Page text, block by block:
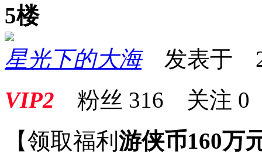
5楼
星光下的大海发表于
VIP2 粉丝 316 关注 0
【领取福利 游侠币160万